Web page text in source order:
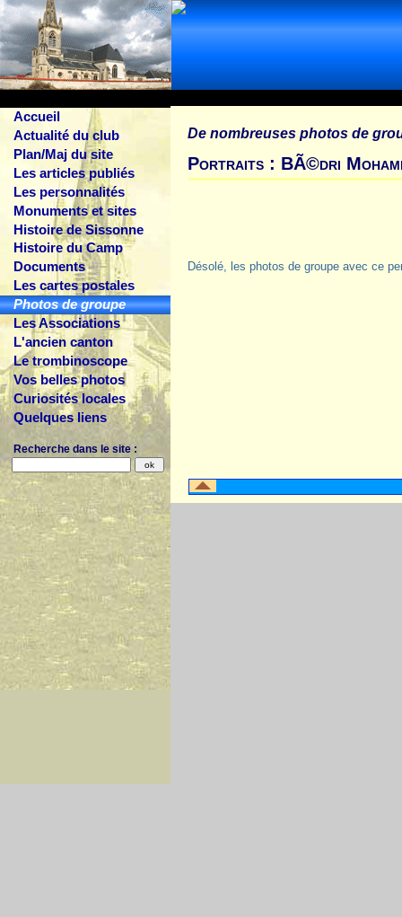
Accueil
Actualité du club
Plan/Maj du site
Les articles publiés
Les personnalités
Monuments et sites
Histoire de Sissonne
Histoire du Camp
Documents
Les cartes postales
Photos de groupe
Les Associations
L'ancien canton
Le trombinoscope
Vos belles photos
Curiosités locales
Quelques liens
Recherche dans le site :
De nombreuses photos de
Portraits : BÃ©dri
Désolé, les photos de groupe avec ce